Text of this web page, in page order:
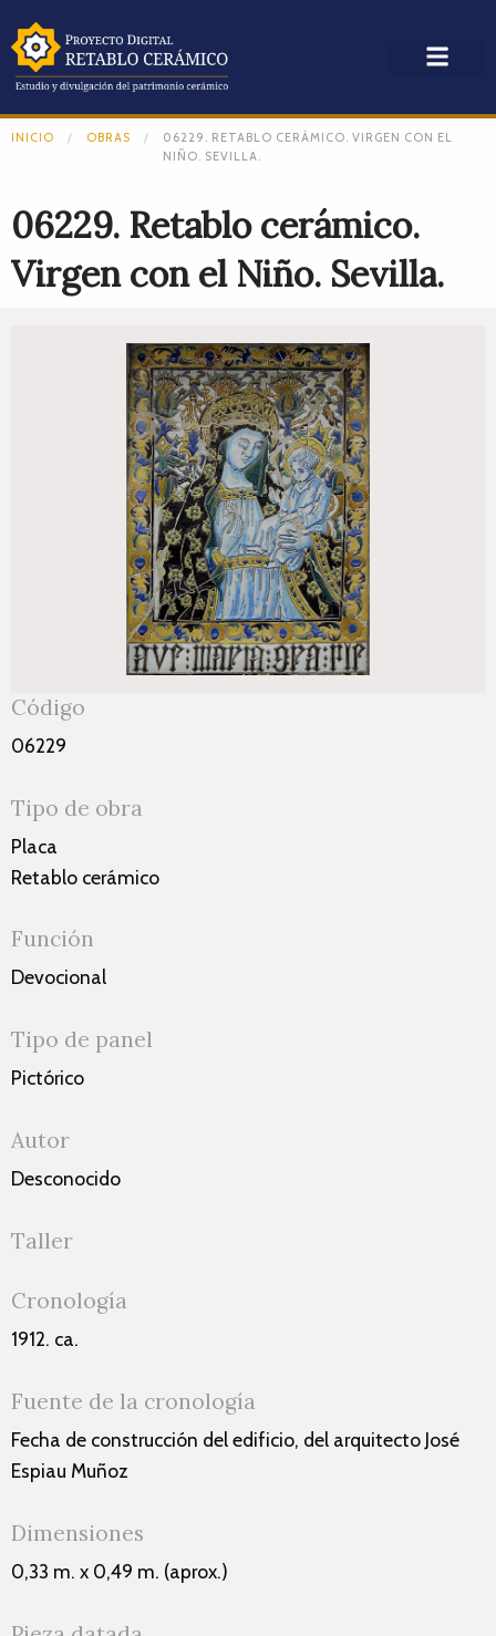
INICIO OBRAS
06229. RETABLO CERÁMICO. VIRGEN CON EL
NIÑO. SEVILLA.
06229. Retablo cerámico.
Virgen con el Niño. Sevilla.
Código
06229
Tipo de obra
Placa
Retablo cerámico
Función
Devocional
Tipo de panel
Pictórico
Autor
Desconocido
Taller
Cronología
1912. ca.
Fuente de la cronología
Fecha de construcción del edificio, del arquitecto José
Espiau Muñoz
Dimensiones
0,33 m. x 0,49 m. (aprox.)